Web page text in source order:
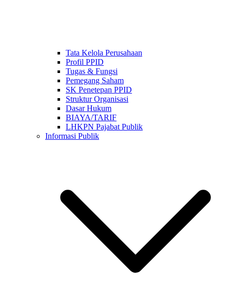
Tata Kelola Perusahaan
Profil PPID
Tugas & Fungsi
Pemegang Saham
SK Penetepan PPID
Struktur Organisasi
Dasar Hukum
BIAYA/TARIF
LHKPN Pajabat Publik
Informasi Publik